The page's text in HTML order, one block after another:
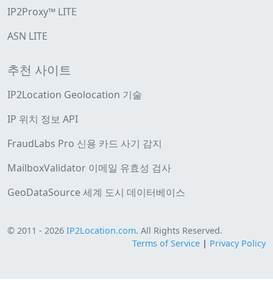
IP2Proxy™ LITE
ASN LITE
추천 사이트
IP2Location Geolocation 기술
IP 위치 정보 API
FraudLabs Pro 신용 카드 사기 감지
MailboxValidator 이메일 유효성 검사
GeoDataSource 세계 도시 데이터베이스
© 2011 - 2026 IP2Location.com. All Rights Reserved.
Terms of Service | Privacy Policy